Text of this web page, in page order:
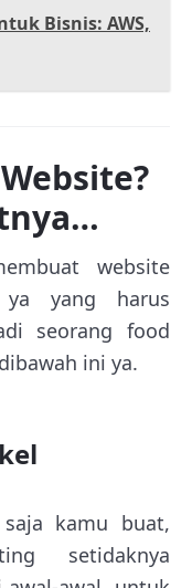
Bisnis: AWS,
website
yang harus
seorang food
ini ya.
kamu buat,
setidaknya